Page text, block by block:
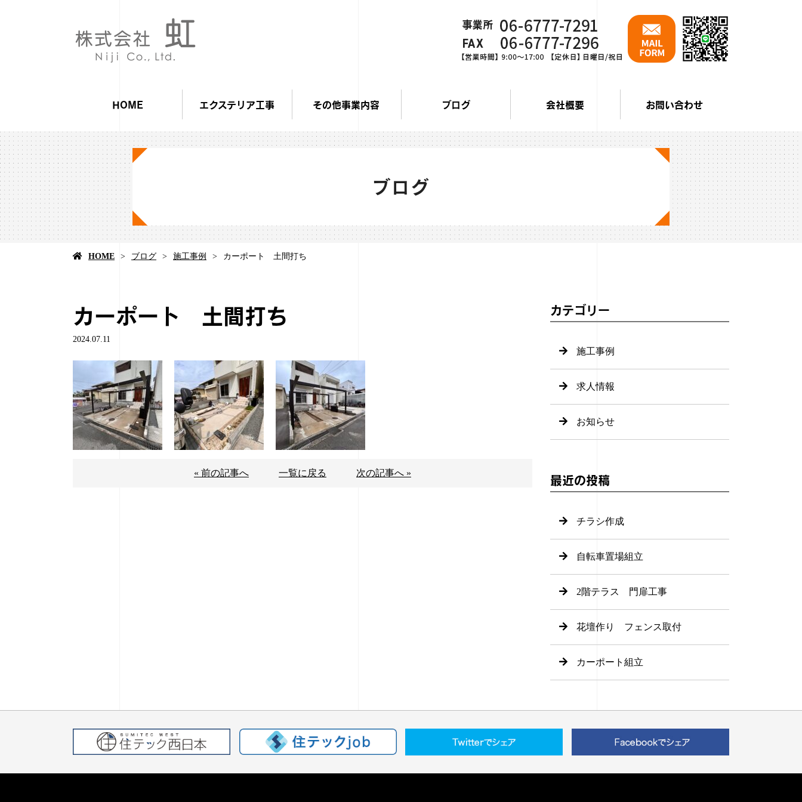
HOME エクステリア工事 その他事業内容 ブログ 会社概要 お問い合わせ
ブログ
HOME ブログ 施工事例 カーポート 土間打ち
カーポート 土間打ち
2024.07.11
« 前の記事へ 一覧に戻る 次の記事へ »
カテゴリー
施工事例
求人情報
お知らせ
最近の投稿
チラシ作成
自転車置場組立
2階テラス 門扉工事
花壇作り フェンス取付
カーポート組立